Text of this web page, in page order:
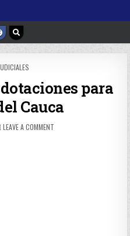
para
Cauca
LEAVE A COMMENT